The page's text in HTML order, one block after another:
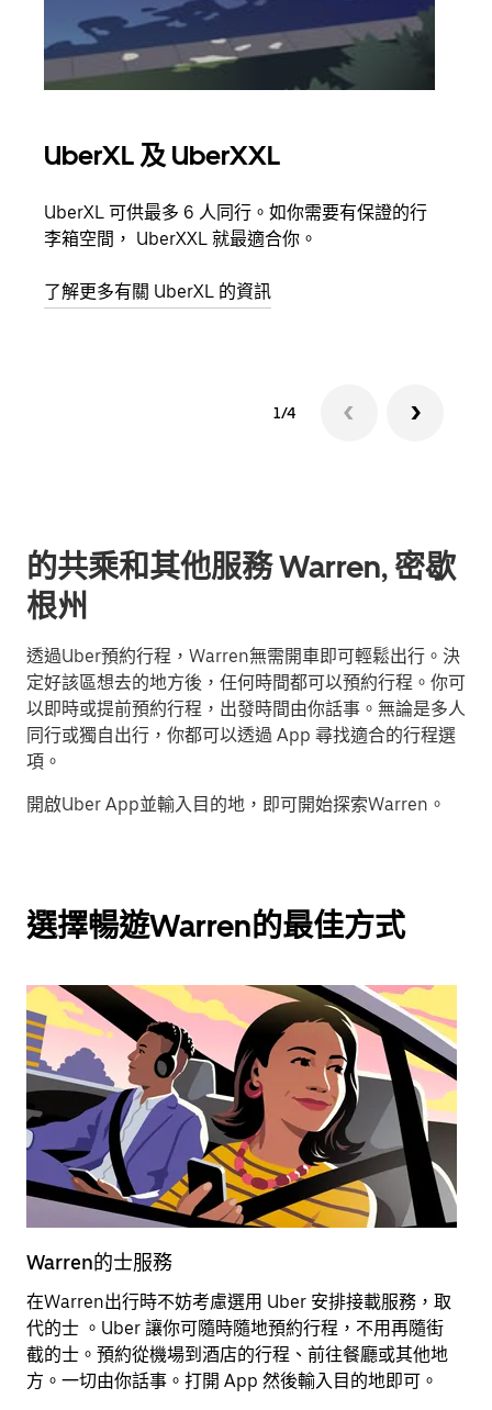
UberXL 及 UberXXL
UberXL 可供最多 6 人同行。如你需要有保證的行
李箱空間， UberXXL 就最適合你。
了解更多有關 UberXL 的資訊
1/4
的共乘和其他服務 Warren, 密歇
根州
透過Uber預約行程，Warren無需開車即可輕鬆出行。決
定好該區想去的地方後，任何時間都可以預約行程。你可
以即時或提前預約行程，出發時間由你話事。無論是多人
同行或獨自出行，你都可以透過 App 尋找適合的行程選
項。
開啟Uber App並輸入目的地，即可開始探索Warren。
選擇暢遊Warren的最佳方式
Warren的士服務
在Warren出行時不妨考慮選用 Uber 安排接載服務，取
代的士 。Uber 讓你可隨時隨地預約行程，不用再隨街
截的士。預約從機場到酒店的行程、前往餐廳或其他地
方。一切由你話事。打開 App 然後輸入目的地即可。